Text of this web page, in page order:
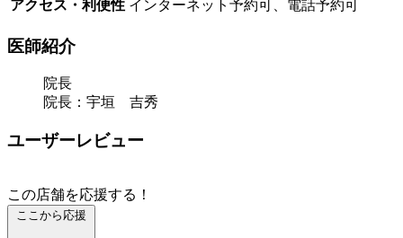
アクセス・利便性 インターネット予約可、電話予約可
医師紹介
院長
院長：宇垣 吉秀
ユーザーレビュー
この店舗を応援する！
ここから応援